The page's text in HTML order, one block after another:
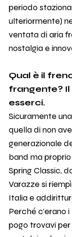
periodo
ulteriormente)
ventata di aria
nostalgia e
Qual è il
frangente?
esserci.
Sicuramente
quella di non
generazionale
band ma
Spring Classic,
Varazze si
Italia e
Perché c'erano
pogo trovavi